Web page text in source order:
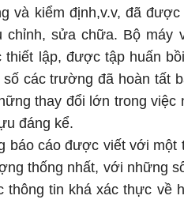
và kiểm định,v.v, đã
chỉnh, sửa chữa. Bộ máy
thiết lập, được tập huấn
các trường đã hoàn tất
thay đổi lớn trong
đáng kể.
báo cáo được viết với
thống nhất, với những
thông tin khá xác thực về